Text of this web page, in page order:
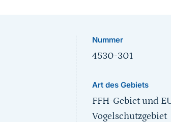
Nummer
4530-301
Art des Gebiets
FFH-Gebiet und
Vogelschutzgebiet